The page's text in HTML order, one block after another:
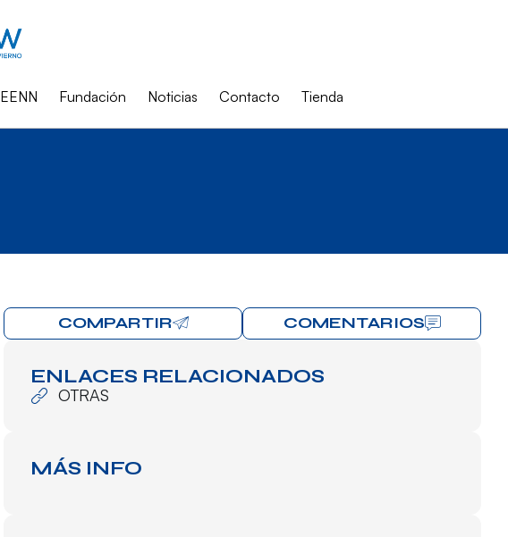
EENN Fundación Noticias Contacto Tienda
COMPARTIR COMENTARIOS
ENLACES RELACIONADOS
OTRAS
MÁS INFO